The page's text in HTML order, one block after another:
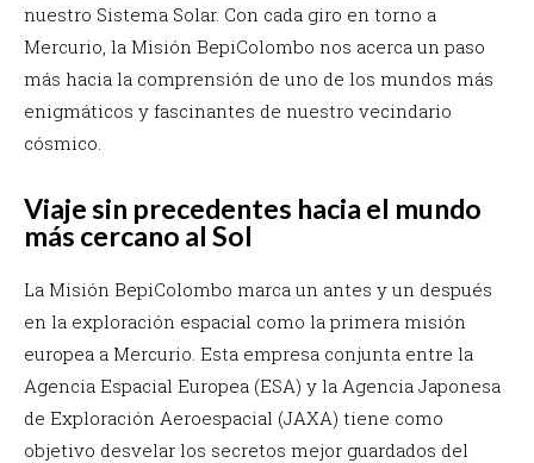
nuestro Sistema Solar. Con cada giro en torno a
Mercurio, la Misión BepiColombo nos acerca un paso
más hacia la comprensión de uno de los mundos más
enigmáticos y fascinantes de nuestro vecindario
cósmico.
Viaje sin precedentes hacia el mundo
más cercano al Sol
La Misión BepiColombo marca un antes y un después
en la exploración espacial como la primera misión
europea a Mercurio. Esta empresa conjunta entre la
Agencia Espacial Europea (ESA) y la Agencia Japonesa
de Exploración Aeroespacial (JAXA) tiene como
objetivo desvelar los secretos mejor guardados del